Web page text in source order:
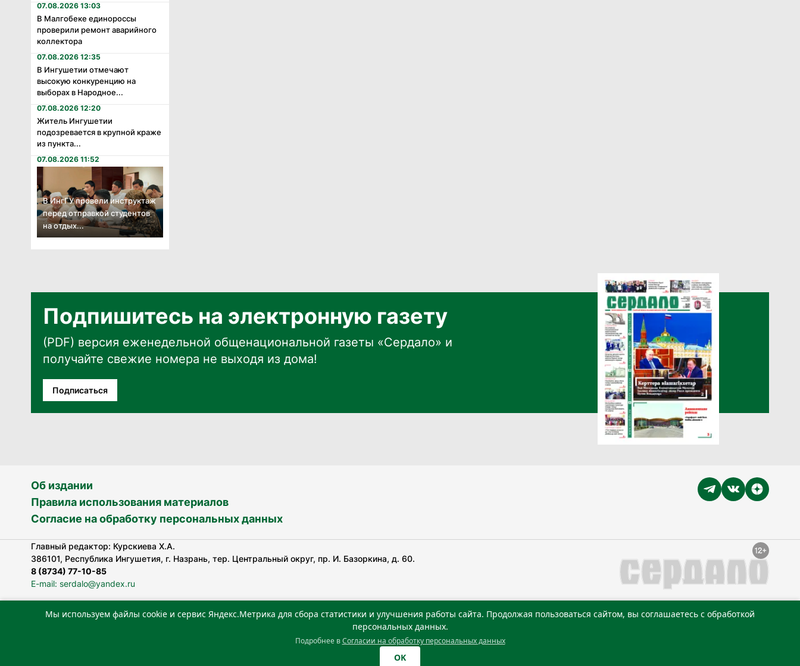
07.08.2026 13:03
В Малгобеке единороссы
проверили ремонт аварийного
коллектора
07.08.2026 12:35
В Ингушетии отмечают
высокую конкуренцию на
выборах в Народное...
07.08.2026 12:20
Житель Ингушетии
подозревается в крупной краже
из пункта...
07.08.2026 11:52
В ИнгГУ провели инструктаж
перед отправкой студентов
на отдых...
Подпишитесь на электронную газету
(PDF) версия еженедельной общенациональной газеты «Сердало» и
получайте свежие номера не выходя из дома!
Подписаться
Об издании
Правила использования материалов
Согласие на обработку персональных данных
Главный редактор: Курскиева Х.А.
386101, Республика Ингушетия, г. Назрань, тер. Центральный округ, пр. И. Базоркина, д. 60.
8 (8734) 77-10-85
E-mail: serdalo@yandex.ru
Сетевое издание «Сердало» зарегистрировано Федеральной службой по надзору в сфере связи, информационных
Реестровая запись СМИ: ЭЛ № ФС 77-78323 от 15.05.2020 г. Учредитель: Государственное автономное учреждение
Мы используем файлы cookie и сервис Яндекс.Метрика для сбора статистики и улучшения работы сайта. Продолжая пользоваться сайтом, вы соглашаетесь с обработкой
персональных данных.
Подробнее вСогласии на обработку персональных данных
OK